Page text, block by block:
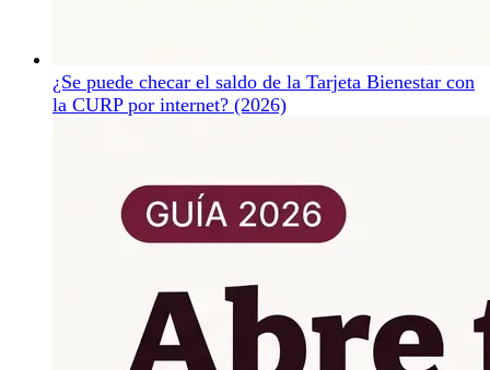
¿Se puede checar el saldo de la Tarjeta Bienestar con
la CURP por internet? (2026)